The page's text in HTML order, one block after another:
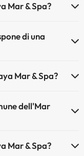
piscina e sulle altri
Mar & Spa?
di una
Mar & Spa?
dell'Mar
Mar & Spa?